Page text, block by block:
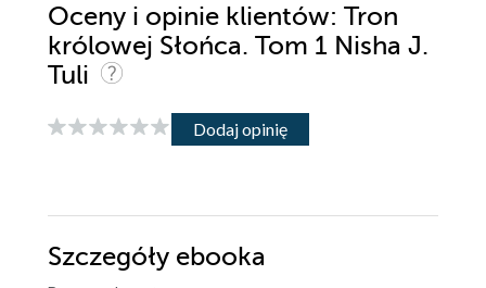
Oceny i opinie klientów: Tron
królowej Słońca. Tom 1 Nisha J.
Tuli
Dodaj opinię
Szczegóły ebooka